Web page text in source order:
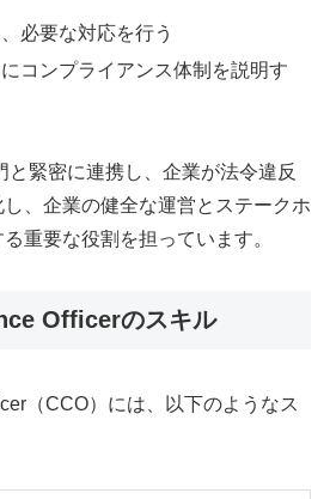
必要な対応を行う
コンプライアンス体制を説明す
と緊密に連携し、企業が法令違反
、企業の健全な運営とステークホ
重要な役割を担っています。
Officerのスキル
（CCO）には、以下のようなス